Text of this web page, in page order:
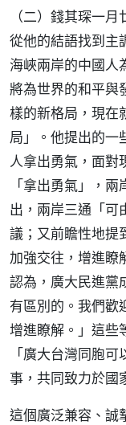
（二）錢其琛一
從他的結語找到主
海峽兩岸的中國人
將為世界的和平與
樣的新格局，現在
局」。他提出的一
人拿出勇氣，面對
「拿出勇氣」，
出，兩岸三通「可
議；又前瞻性地提
加強交往，增進瞭
認為，廣大民進黨
有區別的。我們歡
增進瞭解。」這些
「廣大台灣同胞
事，共同致力於國
這個廣泛兼容、誠